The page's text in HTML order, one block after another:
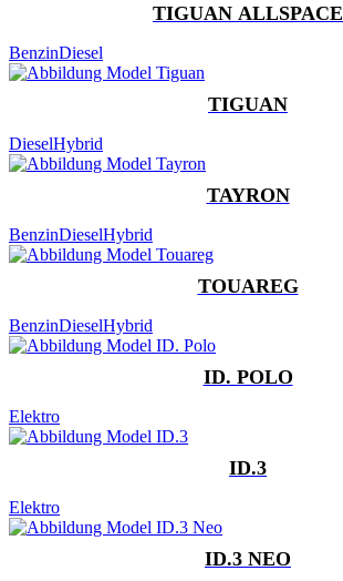
TIGUAN ALLSPACE
BenzinDiesel
TIGUAN
DieselHybrid
TAYRON
BenzinDieselHybrid
TOUAREG
BenzinDieselHybrid
ID. POLO
Elektro
ID.3
Elektro
ID.3 NEO